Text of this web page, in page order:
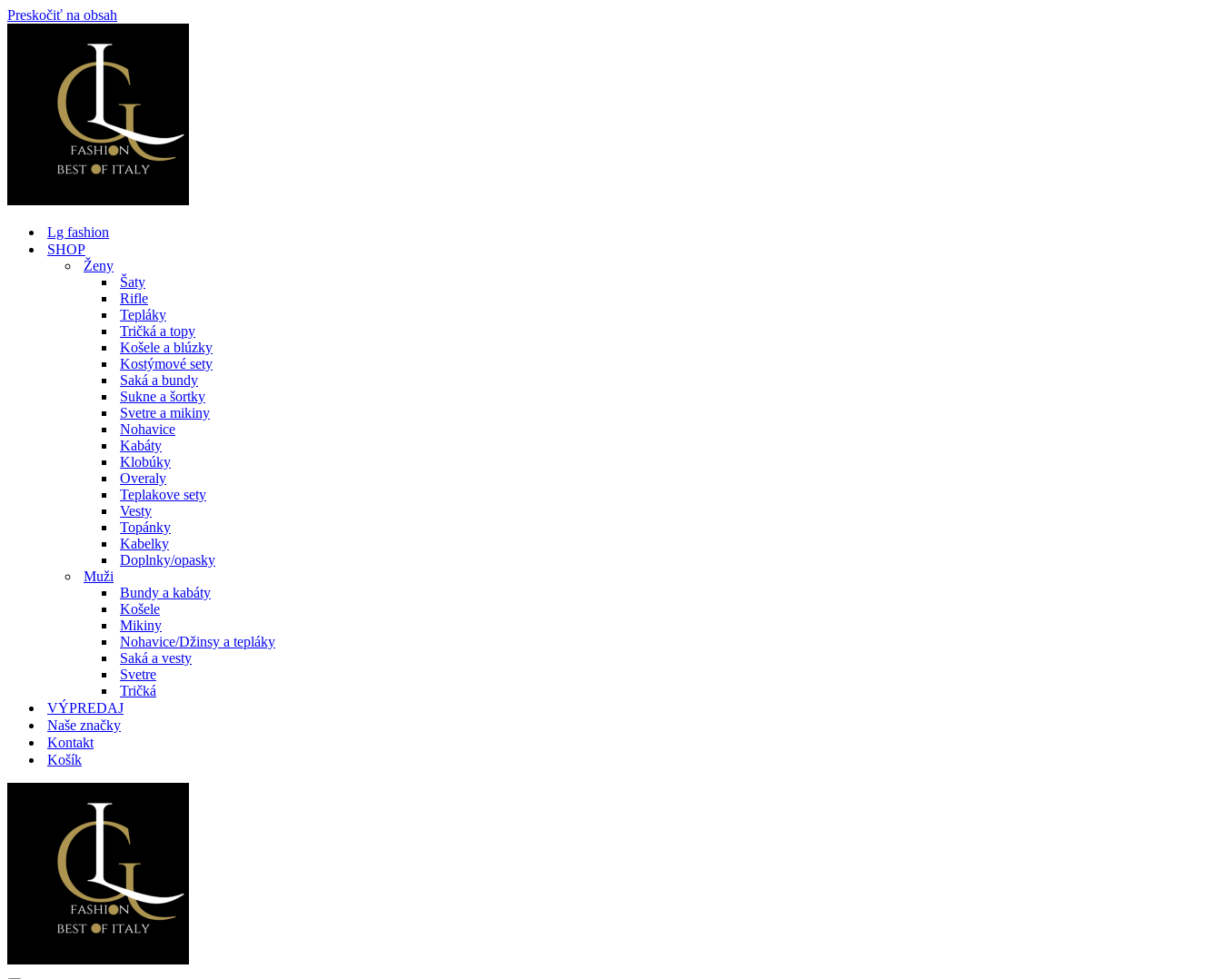
Preskočiť na obsah
Lg fashion
SHOP
Ženy
Šaty
Rifle
Tepláky
Tričká a topy
Košele a blúzky
Kostýmové sety
Saká a bundy
Sukne a šortky
Svetre a mikiny
Nohavice
Kabáty
Klobúky
Overaly
Teplakove sety
Vesty
Topánky
Kabelky
Doplnky/opasky
Muži
Bundy a kabáty
Košele
Mikiny
Nohavice/Džinsy a tepláky
Saká a vesty
Svetre
Tričká
VÝPREDAJ
Naše značky
Kontakt
Košík